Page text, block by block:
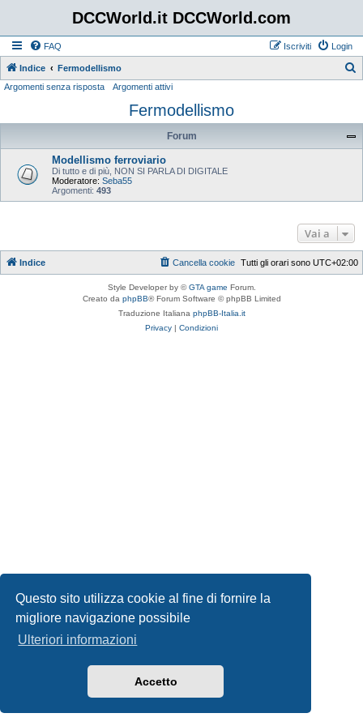
Questo sito utilizza cookie al fine di fornire la
migliore navigazione possibile
Ulteriori informazioni
Accetto
DCCWorld.it DCCWorld.com
FAQ Login
Iscriviti
Indice Fermodellismo
c
Argomenti senza risposta Argomenti attivi
Fermodellismo
Forum
Modellismo ferroviario
Di tutto e di più, NON SI PARLA DI DIGITALE
Moderatore: Seba55
Argomenti: 493
Vai a
Indice Tutti gli orari sono UTC+02:00
Cancella cookie
Style Developer by ©GTA game Forum.
Creato da phpBB® Forum Software © phpBB Limited
Traduzione Italiana phpBB-Italia.it
Privacy | Condizioni